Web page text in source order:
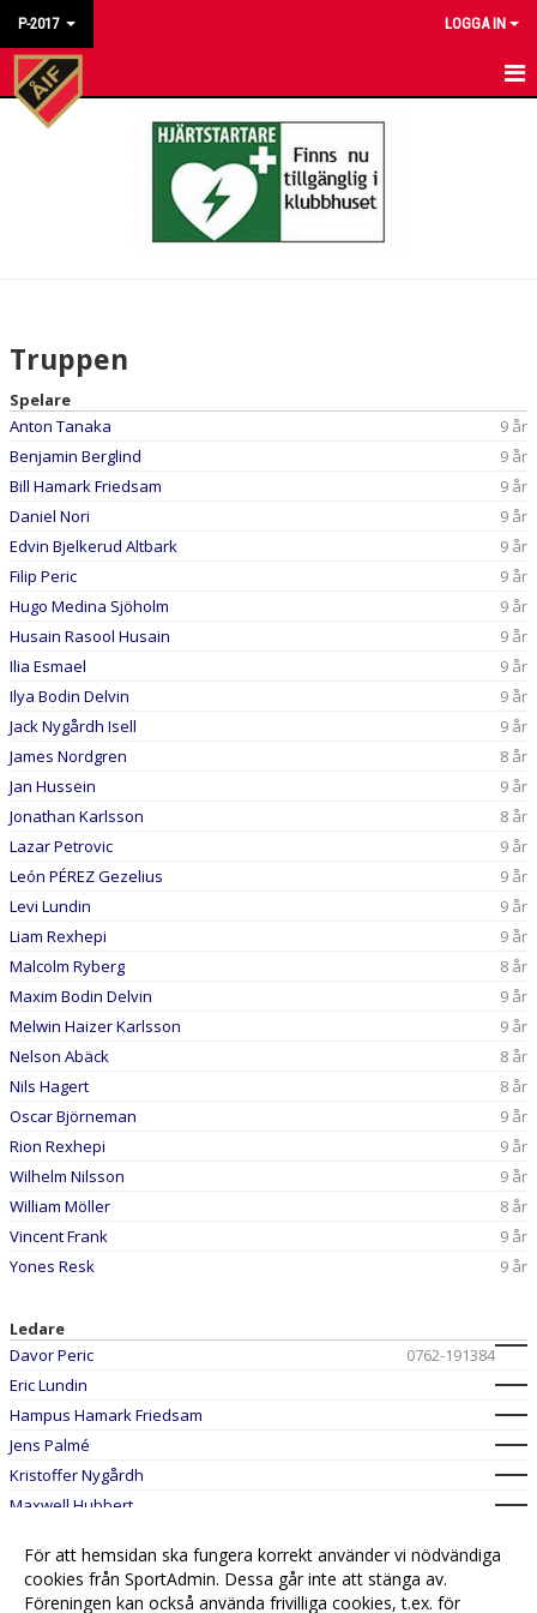
P-2017 LOGGA IN
HEM
BILDGALLERI
DOKUMENT
KONTAKT
Truppen
Spelare
Anton Tanaka
9 år
Benjamin Berglind
9 år
Bill Hamark Friedsam
9 år
Daniel Nori
9 år
Edvin Bjelkerud Altbark
9 år
Filip Peric
9 år
Hugo Medina Sjöholm
9 år
Husain Rasool Husain
9 år
Ilia Esmael
9 år
Ilya Bodin Delvin
9 år
Jack Nygårdh Isell
9 år
James Nordgren
8 år
Jan Hussein
9 år
Jonathan Karlsson
8 år
Lazar Petrovic
9 år
León PÉREZ Gezelius
9 år
Levi Lundin
9 år
Liam Rexhepi
9 år
Malcolm Ryberg
8 år
Maxim Bodin Delvin
9 år
Melwin Haizer Karlsson
9 år
Nelson Abäck
8 år
Nils Hagert
8 år
Oscar Björneman
9 år
Rion Rexhepi
9 år
Wilhelm Nilsson
9 år
William Möller
8 år
Vincent Frank
9 år
Yones Resk
9 år
Ledare
Davor Peric
0762-191384
Eric Lundin
Hampus Hamark Friedsam
Jens Palmé
Kristoffer Nygårdh
Maxwell Hubbert
Tim Frank
För att hemsidan ska fungera korrekt använder vi nödvändiga
cookies från SportAdmin. Dessa går inte att stänga av.
Föreningen kan också använda frivilliga cookies, t.ex. för